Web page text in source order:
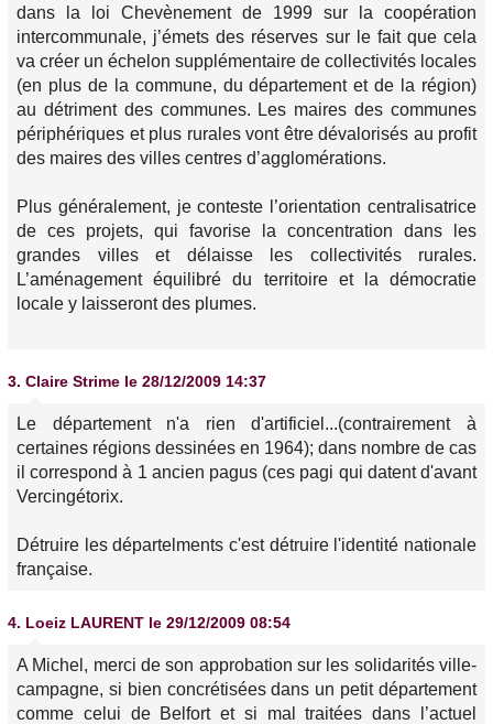
dans la loi Chevènement de 1999 sur la coopération
intercommunale, j’émets des réserves sur le fait que cela
va créer un échelon supplémentaire de collectivités locales
(en plus de la commune, du département et de la région)
au détriment des communes. Les maires des communes
périphériques et plus rurales vont être dévalorisés au profit
des maires des villes centres d’agglomérations.
Plus généralement, je conteste l’orientation centralisatrice
de ces projets, qui favorise la concentration dans les
grandes villes et délaisse les collectivités rurales.
L’aménagement équilibré du territoire et la démocratie
locale y laisseront des plumes.
3. Claire Strime le 28/12/2009 14:37
Le département n'a rien d'artificiel...(contrairement à
certaines régions dessinées en 1964); dans nombre de cas
il correspond à 1 ancien pagus (ces pagi qui datent d'avant
Vercingétorix.
Détruire les départelments c'est détruire l'identité nationale
française.
4. Loeiz LAURENT le 29/12/2009 08:54
A Michel, merci de son approbation sur les solidarités ville-
campagne, si bien concrétisées dans un petit département
comme celui de Belfort et si mal traitées dans l’actuel